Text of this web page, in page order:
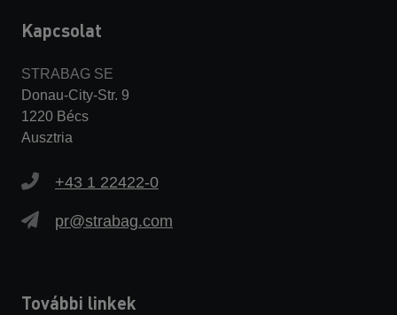
Kapcsolat
STRABAG SE
Donau-City-Str. 9
1220 Bécs
Ausztria
+43 1 22422-0
pr@strabag.com
További linkek